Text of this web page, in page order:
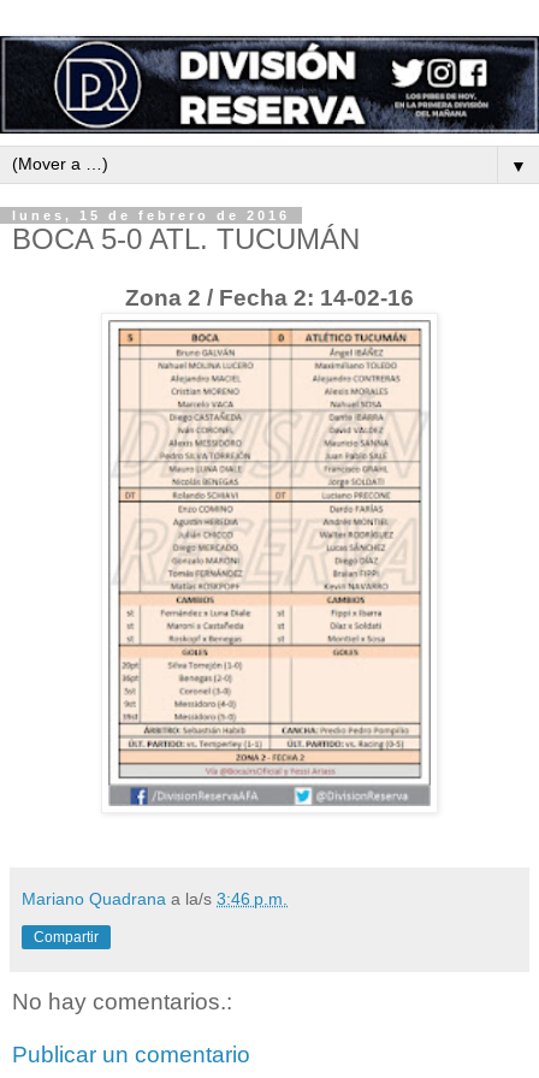
▼
lunes, 15 de febrero de 2016
BOCA 5-0 ATL. TUCUMÁN
Zona 2 / Fecha 2: 14-02-16
Mariano Quadrana a la/s 3:46 p.m.
Compartir
No hay comentarios.:
Publicar un comentario